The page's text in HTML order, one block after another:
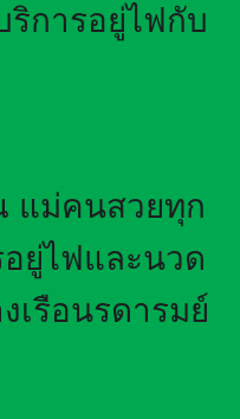
การอยู่ไฟกับ
แม่คนสวยทุก
ยู่ไฟและนวด
เรือนรดารมย์